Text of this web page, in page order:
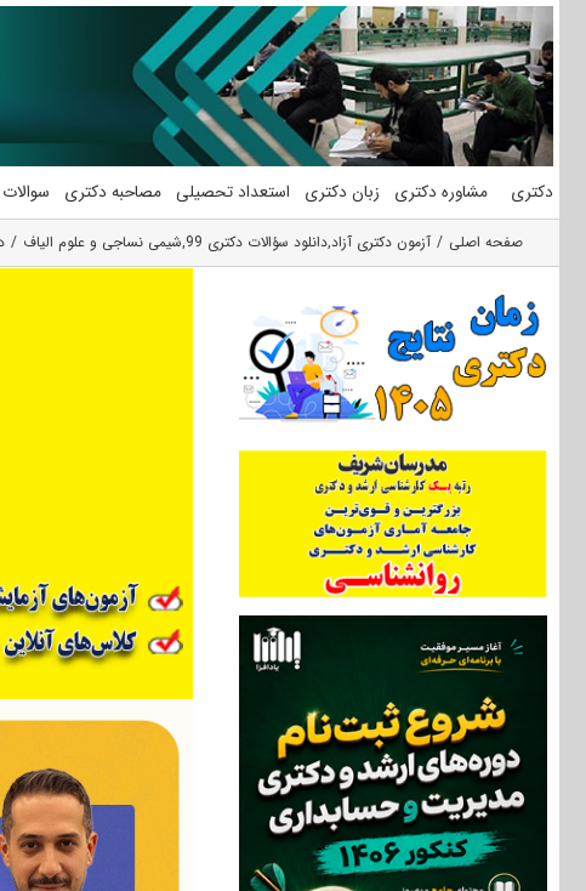
محتوا
دکتری مشاوره دکتری زبان دکتری استعداد تحصیلی مصاحبه دکتری
صفحه اصلی آزمون دکتری آزاد,دانلود سؤالات دکتری 99 ,شیمی نساجی و علوم الیاف